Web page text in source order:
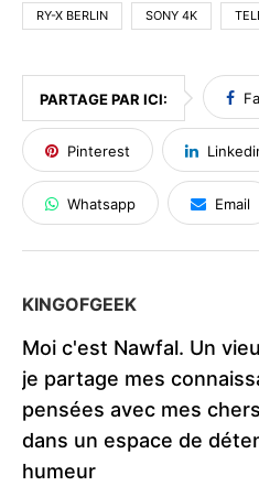
RY-X BERLIN SONY 4K
PARTAGE PAR ICI:
Pinterest
Whatsapp Email
KINGOFGEEK
Moi c'est Nawfal. Un
je partage mes
pensées avec mes
dans un espace de
humeur